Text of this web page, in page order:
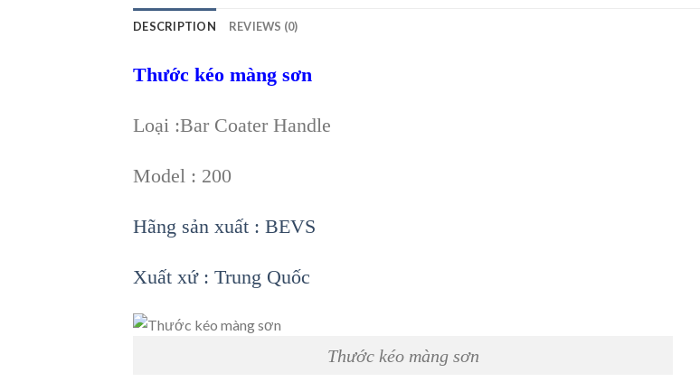
DESCRIPTION REVIEWS (0)
Thước kéo màng sơn
Loại :Bar Coater Handle
Model : 200
Hãng sản xuất : BEVS
Xuất xứ : Trung Quốc
Thước kéo màng sơn